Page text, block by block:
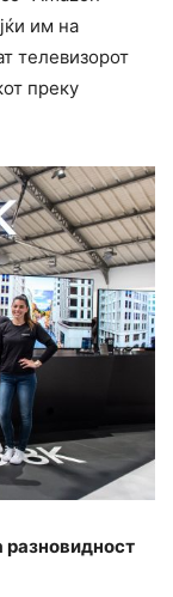
им на
телевизорот
преку